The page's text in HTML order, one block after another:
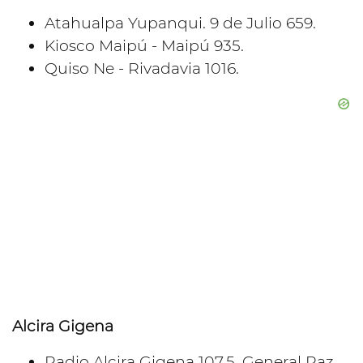
Atahualpa Yupanqui. 9 de Julio 659.
Kiosco Maipú - Maipú 935.
Quiso Ne - Rivadavia 1016.
Alcira Gigena